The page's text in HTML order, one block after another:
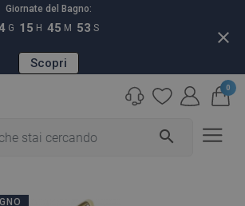
Giornate del Bagno:
G 15 H 45 M 52 S
Scopri
close
search
0